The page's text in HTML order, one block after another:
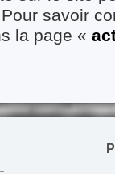
savoir
la page «